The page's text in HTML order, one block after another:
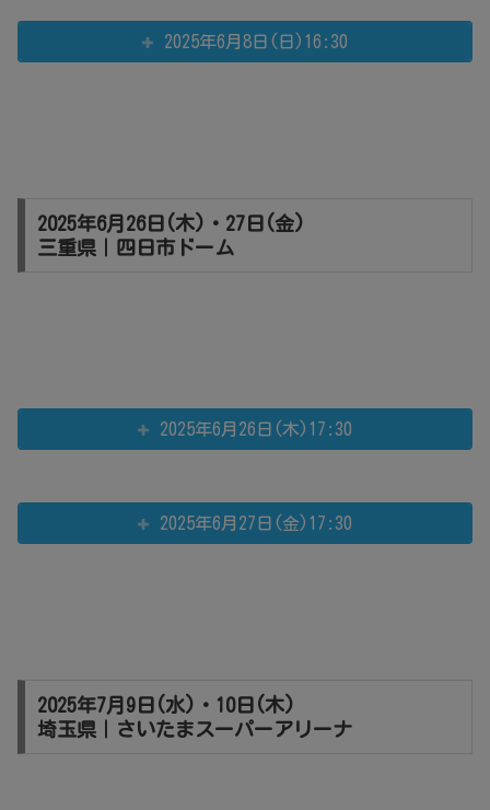
2025年6月8日(日)16:30
2025年6月26日(木)・27日(金)
三重県｜四日市ドーム
2025年6月26日(木)17:30
2025年6月27日(金)17:30
2025年7月9日(水)・10日(木)
埼玉県｜さいたまスーパーアリーナ